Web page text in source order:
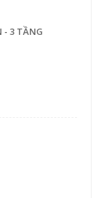
- 3 TẦNG